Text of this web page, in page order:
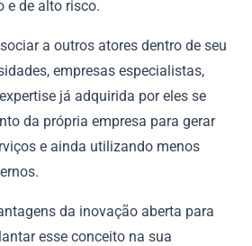
e de alto risco.
a outros atores dentro de seu
empresas especialistas,
já adquirida por eles se
da própria empresa para gerar
e ainda utilizando menos
da inovação aberta para
esse conceito na sua